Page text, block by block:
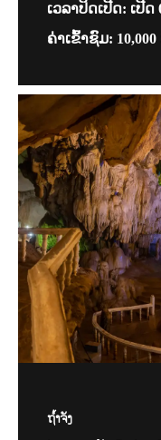
ເວລາປິດເປີດ: ເປີດ
ຄ່າເຂົ້າຊົມ: 1
ຖ້ຳຈັງ